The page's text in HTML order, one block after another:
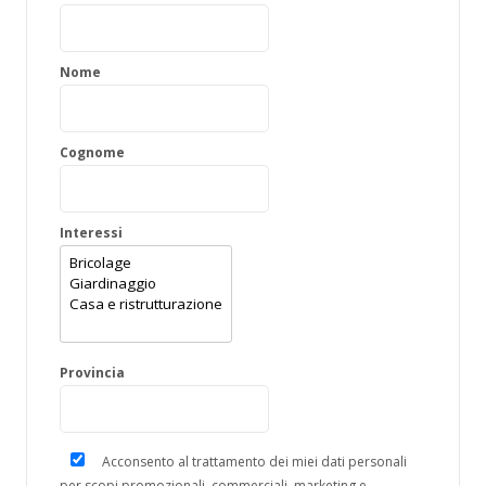
Nome
Cognome
Interessi
Provincia
Acconsento al trattamento dei miei dati personali